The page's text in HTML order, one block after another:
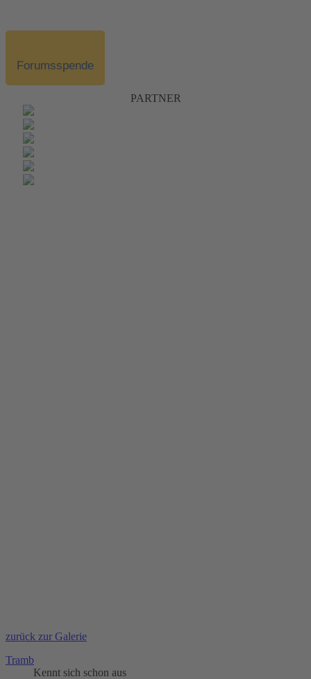
Forumsspende
PARTNER
zurück zur Galerie
Tramb
Kennt sich schon aus